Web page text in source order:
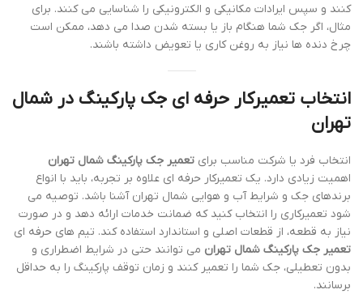
کنند و سپس ایرادات مکانیکی و الکترونیکی را شناسایی می کنند. برای
مثال، اگر جک شما هنگام باز یا بسته شدن صدا می دهد، ممکن است
چرخ دنده ها نیاز به روغن کاری یا تعویض داشته باشند.
انتخاب تعمیرکار حرفه ای جک پارکینگ در شمال
تهران
انتخاب فرد یا شرکت مناسب برای تعمیر جک پارکینگ شمال تهران
اهمیت زیادی دارد. یک تعمیرکار حرفه ای علاوه بر تجربه، باید با انواع
برندهای جک و شرایط آب و هوایی شمال تهران آشنا باشد. توصیه می
شود تعمیرکاری را انتخاب کنید که ضمانت خدمات ارائه دهد و در صورت
نیاز به قطعه، از قطعات اصلی و استاندارد استفاده کند. تیم های حرفه ای
تعمیر جک پارکینگ شمال تهران می توانند حتی در شرایط اضطراری و
بدون تعطیلی، جک شما را تعمیر کنند و زمان توقف پارکینگ را به حداقل
برسانند.